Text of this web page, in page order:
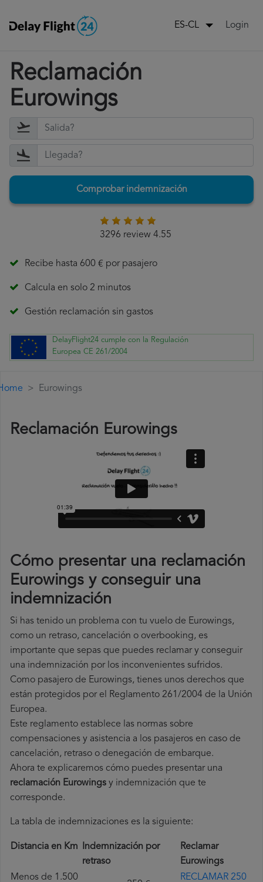
ES-CL Login
Reclamación
Eurowings
Comprobar indemnización
3296 review 4.55
Recibe hasta 600 € por pasajero
Calcula en solo 2 minutos
Gestión reclamación sin gastos
DelayFlight24 cumple con la Regulación
Europea CE 261/2004
Eurowings
Reclamación Eurowings
Cómo presentar una reclamación
Eurowings y conseguir una
indemnización
Si has tenido un problema con tu vuelo de Eurowings,
como un retraso, cancelación o overbooking, es
importante que sepas que puedes reclamar y conseguir
una indemnización por los inconvenientes sufridos.
Como pasajero de Eurowings, tienes unos derechos que
están protegidos por el Reglamento 261/2004 de la Unión
Europea.
Este reglamento establece las normas sobre
compensaciones y asistencia a los pasajeros en caso de
cancelación, retraso o denegación de embarque.
Ahora te explicaremos cómo puedes presentar una
reclamación Eurowings y indemnización que te
corresponde.
La tabla de indemnizaciones es la siguiente:
Distancia en Km Indemnización por
retraso
Reclamar
Eurowings
Menos de 1.500
RECLAMAR 250